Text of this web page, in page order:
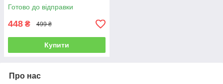
Готово до відправки
448 ₴ 499 ₴
Купити
Про нас